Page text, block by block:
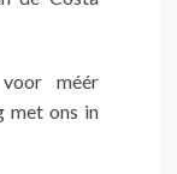
méér
met ons in